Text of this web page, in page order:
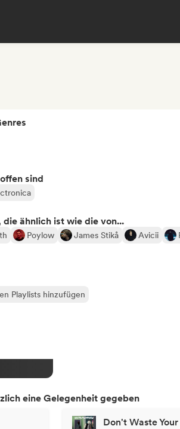
sind
ähnlich ist wie die von...
Poylow James Stikå Avicii
Playlists hinzufügen
eine Gelegenheit gegeben
Don't Waste